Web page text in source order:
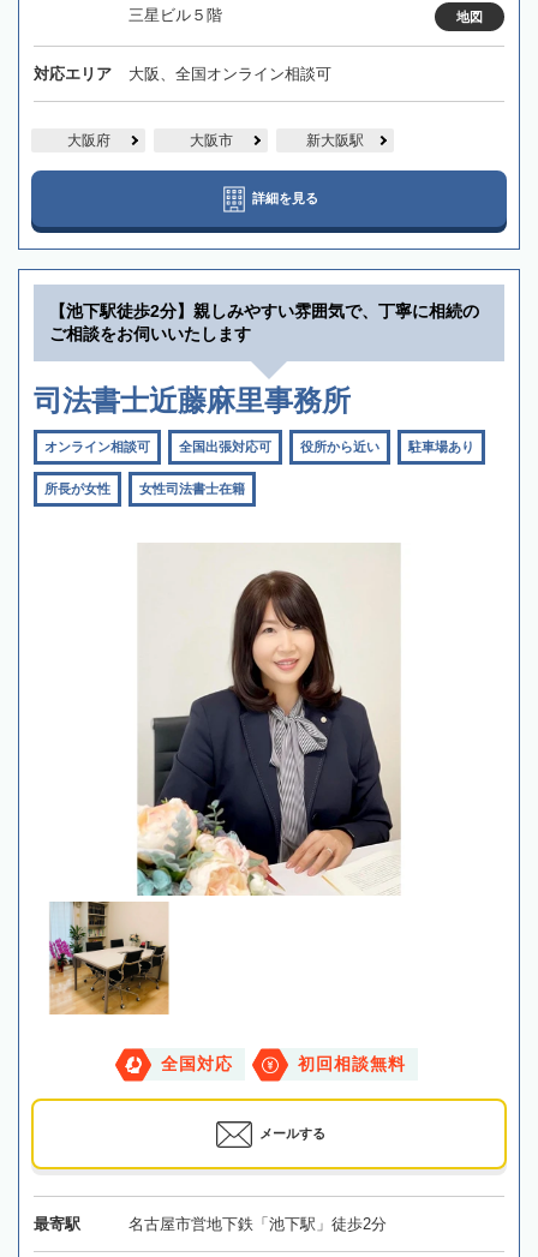
三星ビル５階
地図
対応エリア 大阪、全国オンライン相談可
大阪府 大阪市 新大阪駅
詳細を見る
【池下駅徒歩2分】親しみやすい雰囲気で、丁寧に相続の
ご相談をお伺いいたします
司法書士近藤麻里事務所
オンライン相談可 全国出張対応可 役所から近い 駐車場あり
所長が女性 女性司法書士在籍
全国対応 初回相談無料
メールする
最寄駅 名古屋市営地下鉄「池下駅」徒歩2分